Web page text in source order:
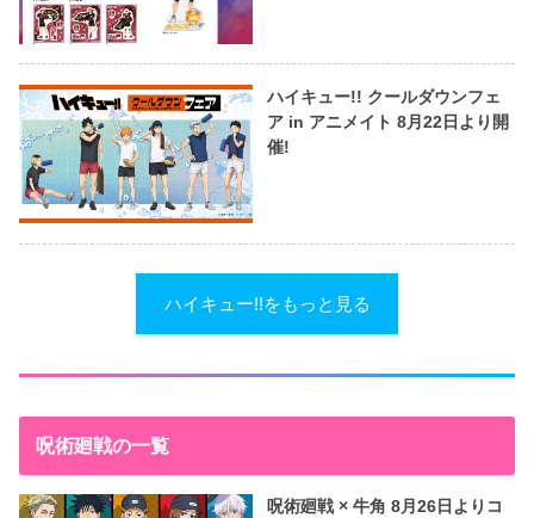
ハイキュー!! クールダウンフェ
ア in アニメイト 8月22日より開
催!
ハイキュー!!をもっと見る
呪術廻戦の一覧
呪術廻戦 × 牛角 8月26日よりコ